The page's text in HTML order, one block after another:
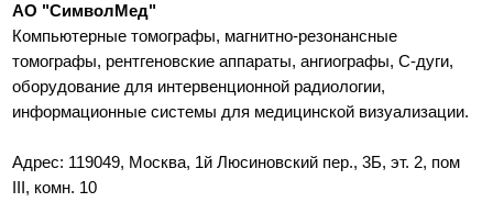
АО "СимволМед"
Компьютерные томографы, магнитно-резонансные
томографы, рентгеновские аппараты, ангиографы, С-дуги,
оборудование для интервенционной радиологии,
информационные системы для медицинской визуализации.
Адрес: 119049, Москва, 1й Люсиновский пер., 3Б, эт. 2, пом
III, комн. 10